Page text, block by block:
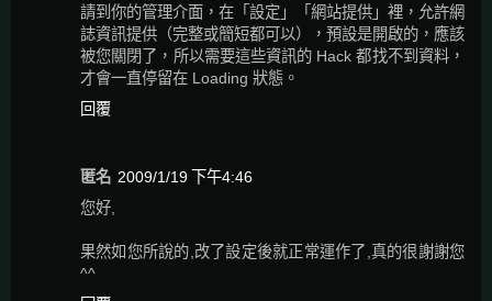
請到你的管理介面，在「設定」「網站提供」裡，允許網
誌資訊提供（完整或簡短都可以），預設是開啟的，應該
被您關閉了，所以需要這些資訊的 Hack 都找不到資料，
才會一直停留在 Loading 狀態。
回覆
匿名 2009/1/19 下午4:46
您好,
果然如您所說的,改了設定後就正常運作了,真的很謝謝您
^^